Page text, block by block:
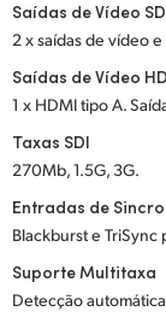
South
Sweden
Turkey
Saídas de Vídeo
2 x saídas de vídeo e
Saídas de Vídeo
1 x HDMI tipo A.
Taxas SDI
270Mb, 1.5G, 3G.
Entradas de
Blackburst e TriSync
Suporte Multitaxa
Detecção